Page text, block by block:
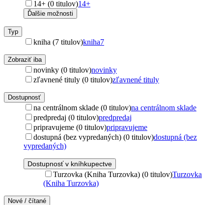
14+ (0 titulov)14+
Ďalšie možnosti
Typ
kniha (7 titulov)kniha7
Zobraziť iba
novinky (0 titulov)novinky
zľavnené tituly (0 titulov)zľavnené tituly
Dostupnosť
na centrálnom sklade (0 titulov)na centrálnom sklade
predpredaj (0 titulov)predpredaj
pripravujeme (0 titulov)pripravujeme
dostupná (bez vypredaných) (0 titulov)dostupná (bez
vypredaných)
Dostupnosť v kníhkupectve
Turzovka (Kniha Turzovka) (0 titulov)Turzovka
(Kniha Turzovka)
Nové / čítané